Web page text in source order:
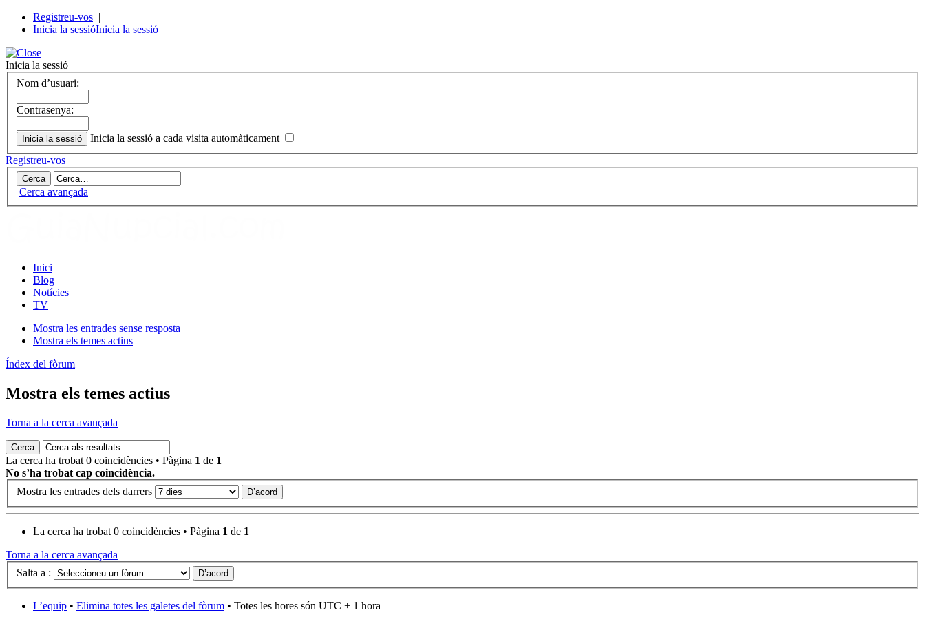
Registreu-vos |
Inicia la sessióInicia la sessió
Inicia la sessió
Nom d’usuari:
Contrasenya:
Inicia la sessió a cada visita automàticament
Registreu-vos
Cerca avançada
Inici
Blog
Notícies
TV
Mostra les entrades sense resposta
Mostra els temes actius
Índex del fòrum
Mostra els temes actius
Torna a la cerca avançada
La cerca ha trobat 0 coincidències • Pàgina 1 de 1
No s’ha trobat cap coincidència.
Mostra les entrades dels darrers
La cerca ha trobat 0 coincidències • Pàgina 1 de 1
Torna a la cerca avançada
Salta a :
L’equip • Elimina totes les galetes del fòrum • Totes les hores són UTC + 1 hora